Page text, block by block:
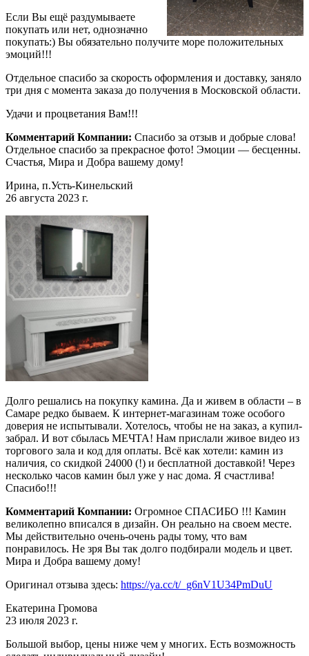
Если Вы ещё раздумываете
покупать или нет, однозначно
покупать:) Вы обязательно получите море положительных
эмоций!!!
Отдельное спасибо за скорость оформления и доставку, заняло
три дня с момента заказа до получения в Московской области.
Удачи и процветания Вам!!!
Комментарий Компании: Спасибо за отзыв и добрые слова!
Отдельное спасибо за прекрасное фото! Эмоции — бесценны.
Счастья, Мира и Добра вашему дому!
Ирина, п.Усть-Кинельский
26 августа 2023 г.
Долго решались на покупку камина. Да и живем в области – в
Самаре редко бываем. К интернет-магазинам тоже особого
доверия не испытывали. Хотелось, чтобы не на заказ, а купил-
забрал. И вот сбылась МЕЧТА! Нам прислали живое видео из
торгового зала и код для оплаты. Всё как хотели: камин из
наличия, со скидкой 24000 (!) и бесплатной доставкой! Через
несколько часов камин был уже у нас дома. Я счастлива!
Спасибо!!!
Комментарий Компании: Огромное СПАСИБО !!! Камин
великолепно вписался в дизайн. Он реально на своем месте.
Мы действительно очень-очень рады тому, что вам
понравилось. Не зря Вы так долго подбирали модель и цвет.
Мира и Добра вашему дому!
Оригинал отзыва здесь: https://ya.cc/t/_g6nV1U34PmDuU
Екатерина Громова
23 июля 2023 г.
Большой выбор, цены ниже чем у многих. Есть возможность